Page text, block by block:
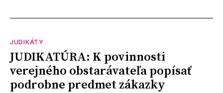
JUDIKÁTY
JUDIKATÚRA: K povinnosti
verejného obstarávateľa popísať
podrobne predmet zákazky